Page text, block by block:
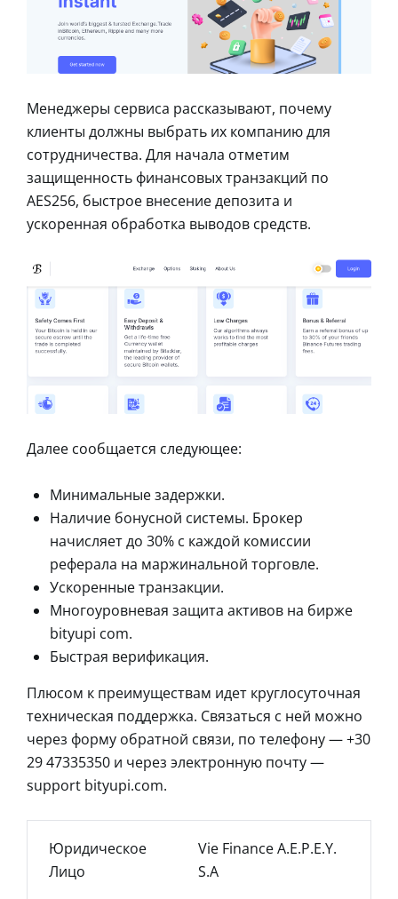
Менеджеры сервиса рассказывают, почему
клиенты должны выбрать их компанию для
сотрудничества. Для начала отметим
защищенность финансовых транзакций по
AES256, быстрое внесение депозита и
ускоренная обработка выводов средств.
Далее сообщается следующее:
Минимальные задержки.
Наличие бонусной системы. Брокер
начисляет до 30% с каждой комиссии
реферала на маржинальной торговле.
Ускоренные транзакции.
Многоуровневая защита активов на бирже
bityupi com.
Быстрая верификация.
Плюсом к преимуществам идет круглосуточная
техническая поддержка. Связаться с ней можно
через форму обратной связи, по телефону — +30
29 47335350 и через электронную почту —
support bityupi.com.
Юридическое
Лицо
Vie Finance A.E.P.E.Y.
S.A